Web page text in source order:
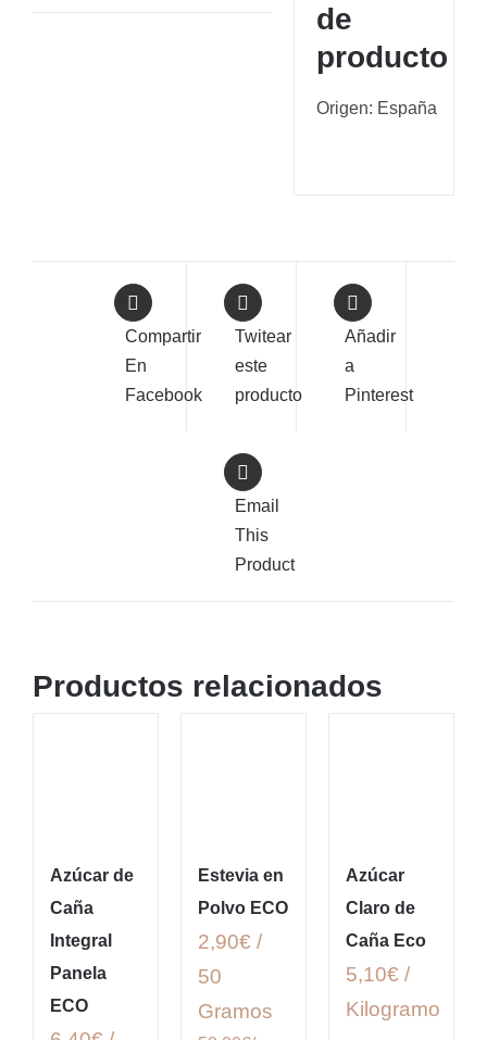
de
producto
Origen: España
Compartir
En
Facebook
Twitear
este
producto
Añadir
a
Pinterest
Email
This
Product
Productos relacionados
Azúcar de
Caña
Integral
Panela
ECO
Estevia en
Polvo ECO
2,90€ /
50
Gramos
Azúcar
Claro de
Caña Eco
5,10€ /
Kilogramo